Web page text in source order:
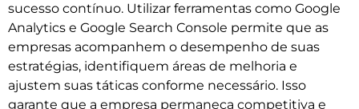
sucesso contínuo. Utilizar ferramentas como Google
Analytics e Google Search Console permite que as
empresas acompanhem o desempenho de suas
estratégias, identifiquem áreas de melhoria e
ajustem suas táticas conforme necessário. Isso
garante que a empresa permaneça competitiva e